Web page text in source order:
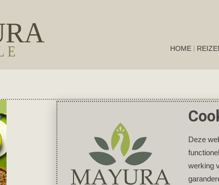
HOME
Deze
werking